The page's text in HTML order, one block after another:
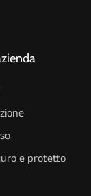
e protetto